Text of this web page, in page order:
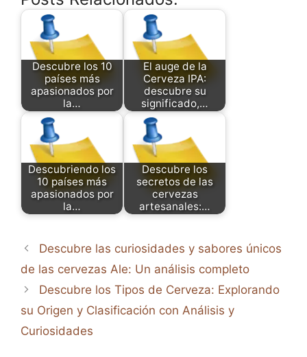
Descubre los 10
países más
apasionados por
la…
El auge de la
Cerveza IPA:
descubre su
significado,…
Descubriendo los
10 países más
apasionados por
la…
Descubre los
secretos de las
cervezas
artesanales:…
Descubre las curiosidades y sabores únicos
de las cervezas Ale: Un análisis completo
Descubre los Tipos de Cerveza: Explorando
su Origen y Clasificación con Análisis y
Curiosidades